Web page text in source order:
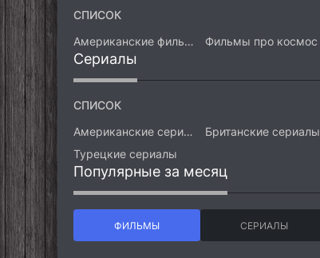
СПИСОК
Американские фильмы
Фильмы про космос
Сериалы
СПИСОК
Американские сериалы
Британские сериалы
Турецкие сериалы
Популярные за месяц
ФИЛЬМЫ СЕРИАЛЫ